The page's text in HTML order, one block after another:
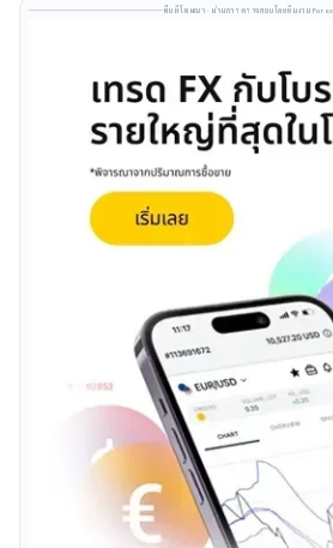
พื้นที่โฆษณา · ผ่านการตรวจสอบโดยทีมงาน